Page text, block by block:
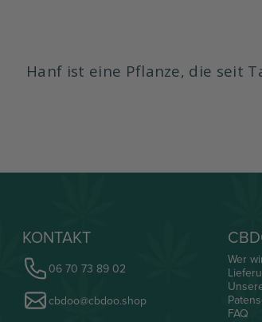
Hanf ist eine Pflanze, die seit
KONTAKT
06 70 73 89 02
cbdoo@cbdoo.shop
Wer
FAQ